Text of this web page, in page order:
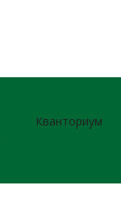
Кванториум